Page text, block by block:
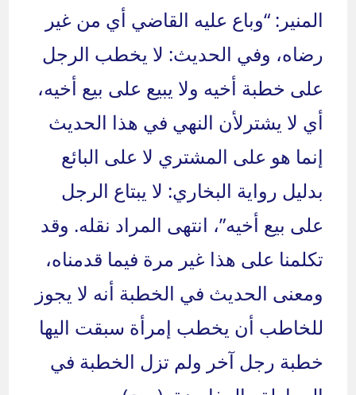
المنير: “وباع عليه القاضي أي من غير
رضاه، وفي الحديث: لا يخطب الرجل
على خطبة أخيه ولا يبيع على بيع أخيه،
أي لا يشترلأن النهي في هذا الحديث
إنما هو على المشتري لا على البائع
بدليل رواية البخاري: لا يبتاع الرجل
على بيع أخيه”، انتهى المراد نقله. وقد
تكلمنا على هذا غير مرة فيما قدمناه،
ومعنى الحديث في الخطبة أنه لا يجوز
للخاطب أن يخطب إمرأة سبقت اليها
خطبة رجل آخر ولم تزل الخطبة في